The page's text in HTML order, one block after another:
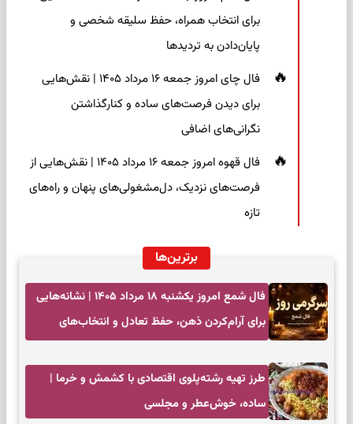
برای انتخاب همراه، حفظ سلیقه شخصی و
پایان‌دادن به تردیدها
فال چای امروز جمعه ۱۶ مرداد ۱۴۰۵ | نقش‌هایی
برای دیدن فرصت‌های ساده و کنارگذاشتن
نگرانی‌های اضافی
فال قهوه امروز جمعه ۱۶ مرداد ۱۴۰۵ | نقش‌هایی از
فرصت‌های نزدیک، دل‌مشغولی‌های پنهان و راه‌های
تازه
برترین‌ها
فال شمع امروز یکشنبه ۱۸ مرداد ۱۴۰۵ | نشانه‌هایی
برای آرام‌کردن ذهن، حفظ تعادل و انتخاب‌های
طرز تهیه رشته‌پلوی اقتصادی با کشمش و خرما |
ساده، خوش‌عطر و مجلسی